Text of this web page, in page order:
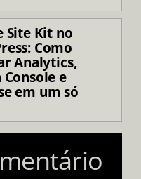
Site Kit no
Como
Analytics,
Console e
em um só